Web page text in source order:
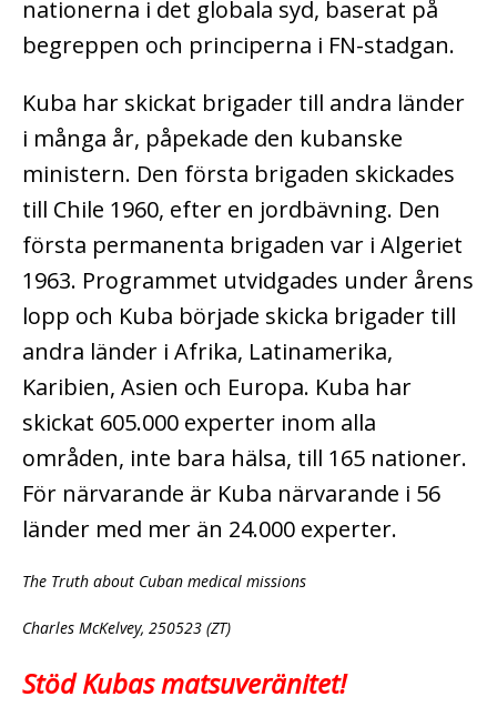
nationerna i det globala syd, baserat på
begreppen och principerna i FN-stadgan.
Kuba har skickat brigader till andra länder
i många år, påpekade den kubanske
ministern. Den första brigaden skickades
till Chile 1960, efter en jordbävning. Den
första permanenta brigaden var i Algeriet
1963. Programmet utvidgades under årens
lopp och Kuba började skicka brigader till
andra länder i Afrika, Latinamerika,
Karibien, Asien och Europa. Kuba har
skickat 605.000 experter inom alla
områden, inte bara hälsa, till 165 nationer.
För närvarande är Kuba närvarande i 56
länder med mer än 24.000 experter.
The Truth about Cuban medical missions
Charles McKelvey, 250523 (ZT)
Stöd Kubas matsuveränitet!